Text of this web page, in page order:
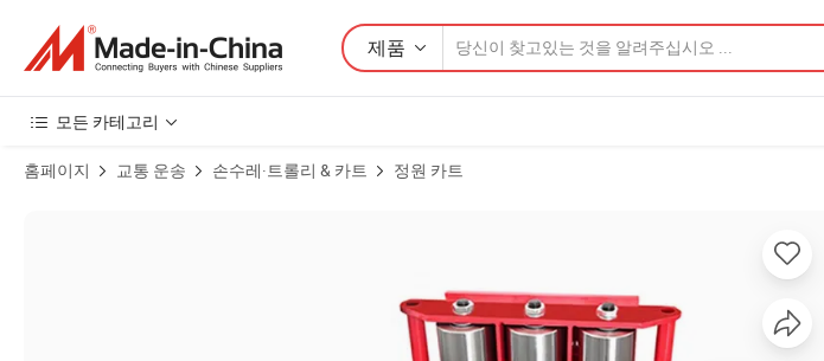
제품
모든 카테고리
홈페이지 교통 운송 손수레·트롤리 & 카트 정원 카트